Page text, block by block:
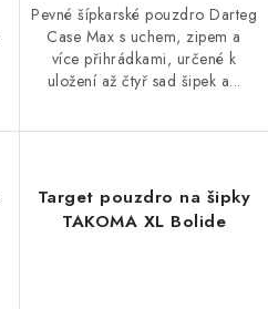
Pevné šípkarské pouzdro Darteg
Case Max s uchem, zipem a
více přihrádkami, určené k
uložení až čtyř sad šipek a...
Target pouzdro na šipky
TAKOMA XL Bolide